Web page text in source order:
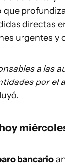
que
directas
urgentes y
a las
por el
bancario